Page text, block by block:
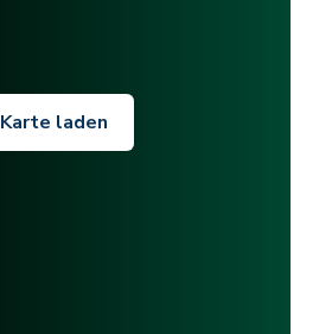
Karte laden